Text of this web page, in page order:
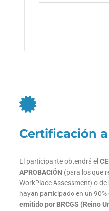
Certificación
El participante obtendrá el
APROBACIÓN (para los que
WorkPlace Assessment) o de
hayan participado en un
emitido por BRCGS (Reino